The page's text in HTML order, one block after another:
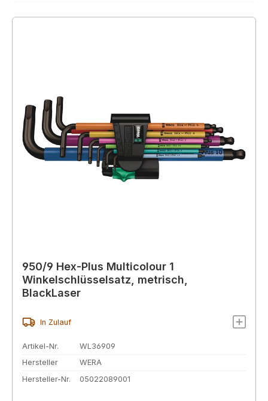
950/9 Hex-Plus Multicolour 1
Winkelschlüsselsatz, metrisch,
BlackLaser
In Zulauf
Artikel-Nr.
WL36909
Hersteller
WERA
Hersteller-Nr.
05022089001